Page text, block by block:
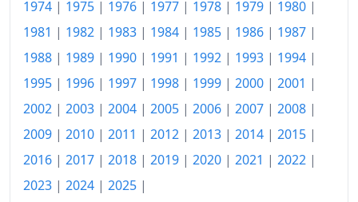
132.27
2004
133.81
2005
136.23
2006
138.81
2008
1974 | 1975 | 1976 | 1977 | 1978 | 1979 | 1980 |
1981 | 1982 | 1983 | 1984 | 1985 | 1986 | 1987 |
1988 | 1989 | 1990 | 1991 | 1992 | 1993 | 1994 |
1995 | 1996 | 1997 | 1998 | 1999 | 2000 | 2001 |
2002 | 2003 | 2004 | 2005 | 2006 | 2007 | 2008 |
2009 | 2010 | 2011 | 2012 | 2013 | 2014 | 2015 |
2016 | 2017 | 2018 | 2019 | 2020 | 2021 | 2022 |
2023 | 2024 | 2025 |